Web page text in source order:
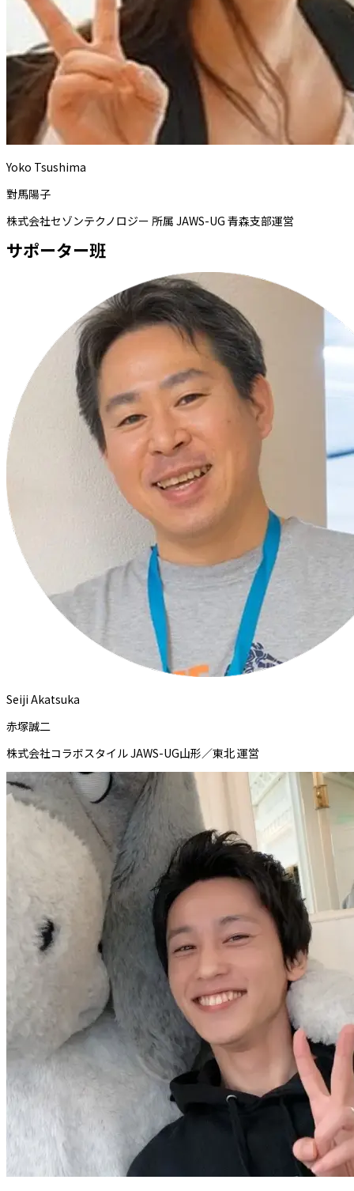
Yoko Tsushima
對馬陽子
株式会社セゾンテクノロジー 所属 JAWS-UG 青森支部運営
サポーター班
Seiji Akatsuka
赤塚誠二
株式会社コラボスタイル JAWS-UG山形／東北 運営